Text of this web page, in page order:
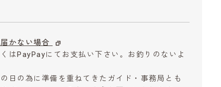
かない場合
はPayPayにてお支払い下さい。お釣りのないよ
日の為に準備を重ねてきたガイド・事務局とも